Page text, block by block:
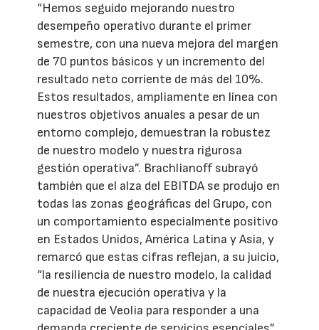
“Hemos seguido mejorando nuestro
desempeño operativo durante el primer
semestre, con una nueva mejora del margen
de 70 puntos básicos y un incremento del
resultado neto corriente de más del 10%.
Estos resultados, ampliamente en línea con
nuestros objetivos anuales a pesar de un
entorno complejo, demuestran la robustez
de nuestro modelo y nuestra rigurosa
gestión operativa”. Brachlianoff subrayó
también que el alza del EBITDA se produjo en
todas las zonas geográficas del Grupo, con
un comportamiento especialmente positivo
en Estados Unidos, América Latina y Asia, y
remarcó que estas cifras reflejan, a su juicio,
“la resiliencia de nuestro modelo, la calidad
de nuestra ejecución operativa y la
capacidad de Veolia para responder a una